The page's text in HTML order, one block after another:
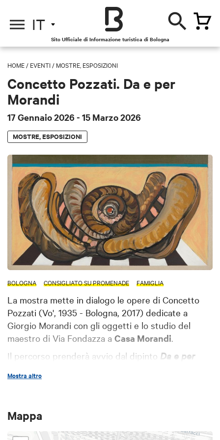
IT
Sito Ufficiale di Informazione turistica di Bologna
HOME / EVENTI / MOSTRE, ESPOSIZIONI
Concetto Pozzati. Da e per
Morandi
17 Gennaio 2026 - 15 Marzo 2026
MOSTRE, ESPOSIZIONI
BOLOGNA CONSIGLIATO SU PROMENADE FAMIGLIA
La mostra mette in dialogo le opere di Concetto
Pozzati (Vo', 1935 - Bologna, 2017) dedicate a
Giorgio Morandi con gli oggetti e lo studio del
maestro di Via Fondazza a Casa Morandi.
Il percorso prenderà avvio dal dipinto Da e per
passaggio verso una pittura più oggettuale, e si
Attraverso queste opere, emergerà il rapporto
complesso, talvolta conflittuale, che Pozzati
intrattenne con Morandi - da lui definito un “uomo
Mostra altro
Mappa